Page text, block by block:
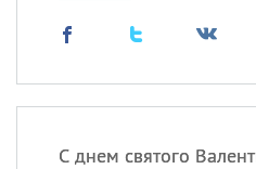
С днем святого